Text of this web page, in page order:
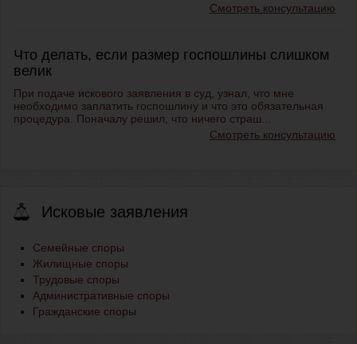
Смотреть консультацию
Что делать, если размер госпошлины слишком
велик
При подаче искового заявления в суд, узнал, что мне
необходимо заплатить госпошлину и что это обязательная
процедура. Поначалу решил, что ничего страш...
Смотреть консультацию
Исковые заявления
Семейные споры
Жилищные споры
Трудовые споры
Административные споры
Гражданские споры